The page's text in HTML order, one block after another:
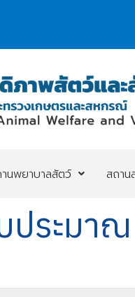
นพยาบาลสัตว์ สถาน
ประมาณ